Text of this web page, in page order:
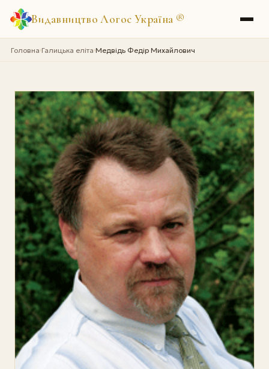
Видавництво Логос Україна ®
Головна›Галицька еліта›Медвідь Федір Михайлович